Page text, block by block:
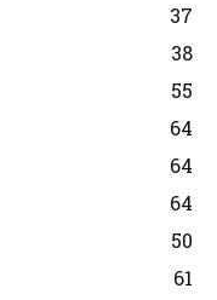
37
38
55
64
64
64
50
61